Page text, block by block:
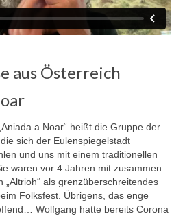
aus Österreich
a Noar“ heißt die Gruppe der
sich der Eulenspiegelstadt
und uns mit einem traditionellen
waren vor 4 Jahren mit zusammen
„Altrioh“ als grenzüberschreitendes
Folksfest. Übrigens, das enge
Wolfgang hatte bereits Corona